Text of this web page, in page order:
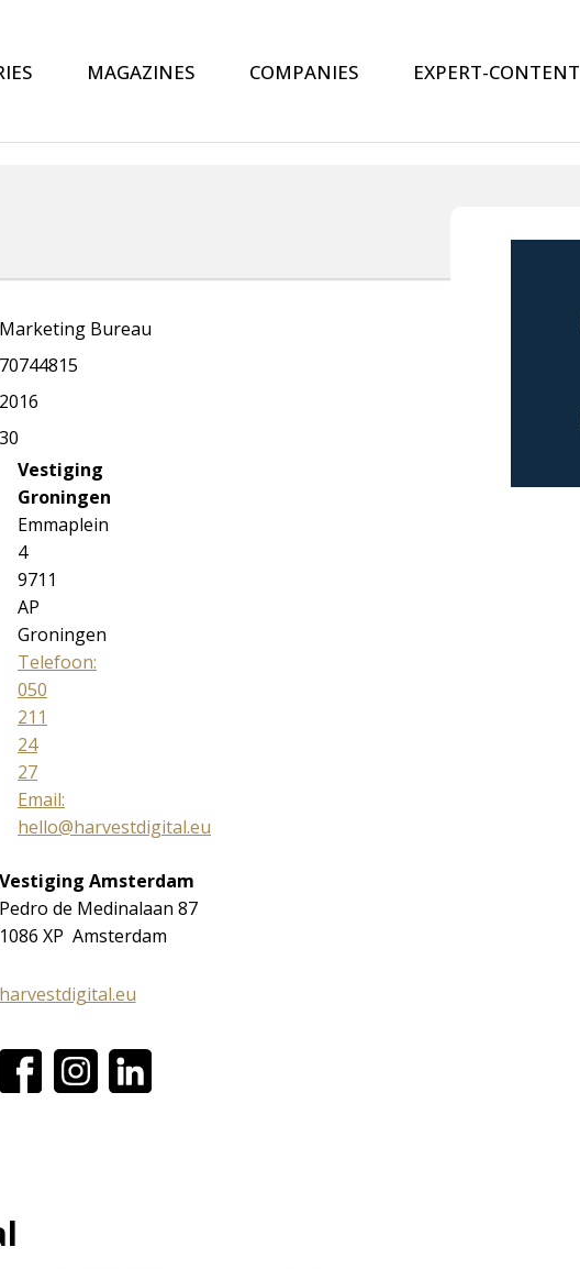
MAGAZINES COMPANIES EXPERT-CONTENT
Marketing Bureau
70744815
2016
30
Vestiging
Groningen
Emmaplein
4
9711
AP
Groningen
Telefoon:
050
211
24
27
Email:
hello@harvestdigital.eu
Vestiging Amsterdam
Pedro de Medinalaan 87
1086 XP Amsterdam
harvestdigital.eu